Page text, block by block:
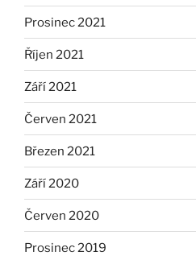
Prosinec 2021
Říjen 2021
Září 2021
Červen 2021
Březen 2021
Září 2020
Červen 2020
Prosinec 2019